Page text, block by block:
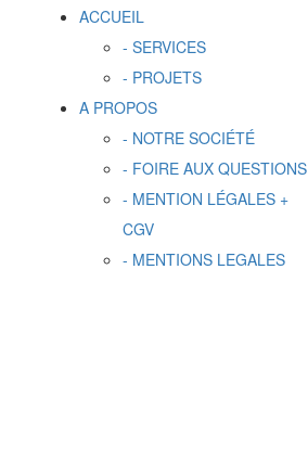
ACCUEIL
- SERVICES
- PROJETS
A PROPOS
- NOTRE SOCIÉTÉ
- FOIRE AUX QUESTIONS
- MENTION LÉGALES +
CGV
- MENTIONS LEGALES